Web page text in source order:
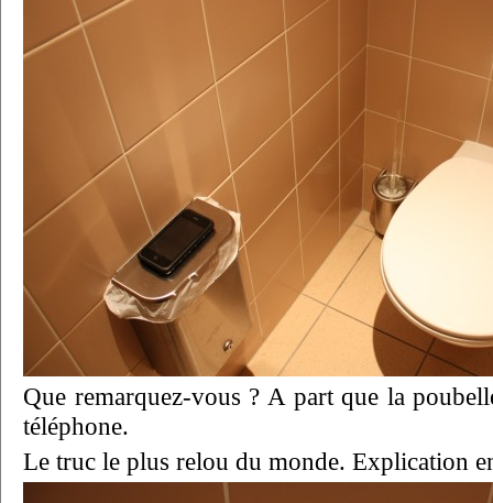
Que remarquez-vous ? A part que la
téléphone.
Le truc le plus relou du monde. Explication